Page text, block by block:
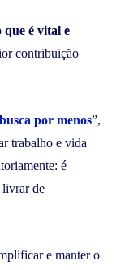
é vital e
contribuição
por menos”,
trabalho e vida
é
livrar de
e manter o